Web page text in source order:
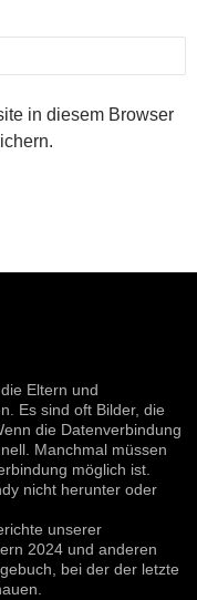
in diesem Browser
Eltern und
Es sind oft Bilder, die
die Datenverbindung
Manchmal müssen
möglich ist.
nicht herunter oder
unserer
2024 und anderen
bei der der letzte